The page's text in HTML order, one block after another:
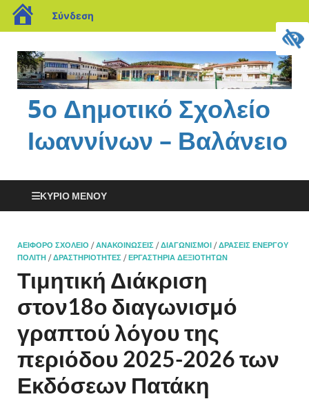
Σύνδεση
5ο Δημοτικό Σχολείο
Ιωαννίνων – Βαλάνειο
ΚΎΡΙΟ ΜΕΝΟΎ
ΑΕΙΦΌΡΟ ΣΧΟΛΕΊΟ /ΑΝΑΚΟΙΝΏΣΕΙΣ /ΔΙΑΓΩΝΙΣΜΟΊ /ΔΡΆΣΕΙΣ ΕΝΕΡΓΟΎ
ΠΟΛΊΤΗ /ΔΡΑΣΤΗΡΙΌΤΗΤΕΣ /ΕΡΓΑΣΤΉΡΙΑ ΔΕΞΙΟΤΉΤΩΝ
Τιμητική Διάκριση
στον18ο διαγωνισμό
γραπτού λόγου της
περιόδου 2025-2026 των
Εκδόσεων Πατάκη